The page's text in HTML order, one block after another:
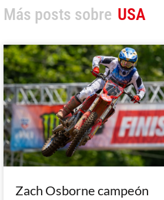
Más posts sobre USA
Zach Osborne campeón